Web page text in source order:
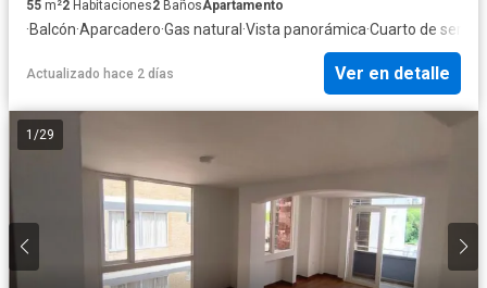
55 m²2 Habitaciones2 BañosApartamento
·Balcón·Aparcadero·Gas natural ·Vista panorámica·Cuarto de
Actualizado hace 2 días Ver en detalle
1 /29